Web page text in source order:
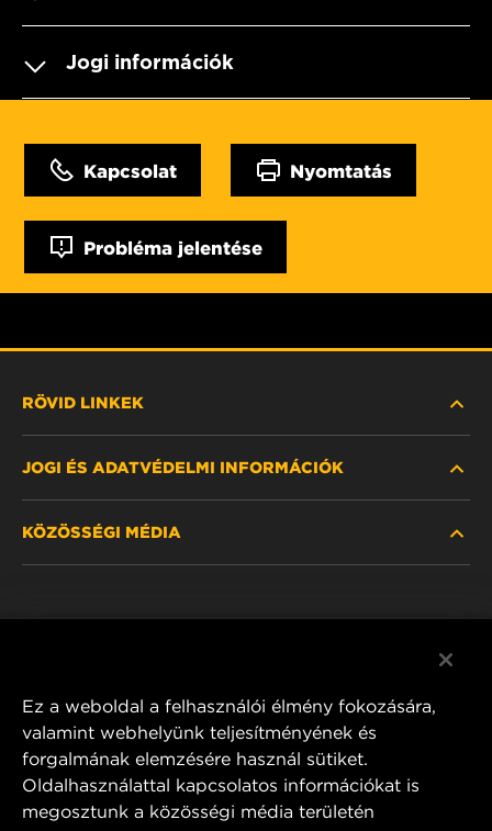
Jogi információk
Kapcsolat Nyomtatás
Probléma jelentése
RÖVID LINKEK
HOL KAPHATÓ
JOGI ÉS ADATVÉDELMI INFORMÁCIÓK
KÖZÖSSÉGI MÉDIA
MANN+HUMMEL FT Poland
ul. Wrocławska 145,
Ez a weboldal a felhasználói élmény fokozására,
valamint webhelyünk teljesítményének és
forgalmának elemzésére használ sütiket.
Oldalhasználattal kapcsolatos információkat is
megosztunk a közösségi média területén